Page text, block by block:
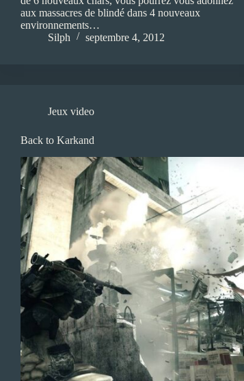
aux massacres de blindé dans 4 nouveaux
environnements…
Silph
septembre 4, 2012
Jeux video
Back to Karkand